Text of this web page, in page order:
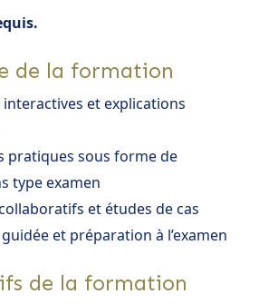
de la formation
interactives et explications
pratiques sous forme de
type examen
et études de cas
et préparation à l’examen
de la formation